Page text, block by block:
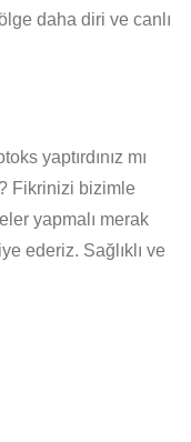
daha diri ve canlı
yaptırdınız mı
Fikrinizi bizimle
yapmalı merak
ederiz. Sağlıklı ve